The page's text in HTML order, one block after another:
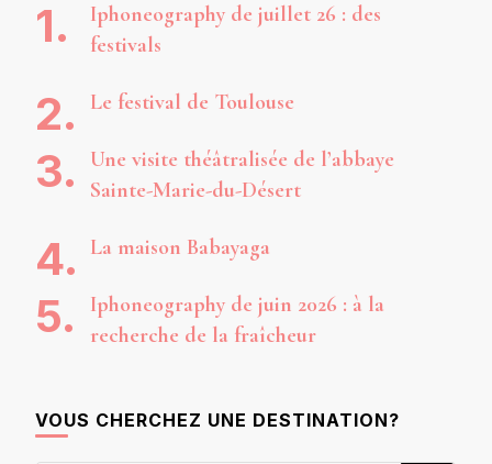
Iphoneography de juillet 26 : des
festivals
Le festival de Toulouse
Une visite théâtralisée de l’abbaye
Sainte-Marie-du-Désert
La maison Babayaga
Iphoneography de juin 2026 : à la
recherche de la fraîcheur
VOUS CHERCHEZ UNE DESTINATION?